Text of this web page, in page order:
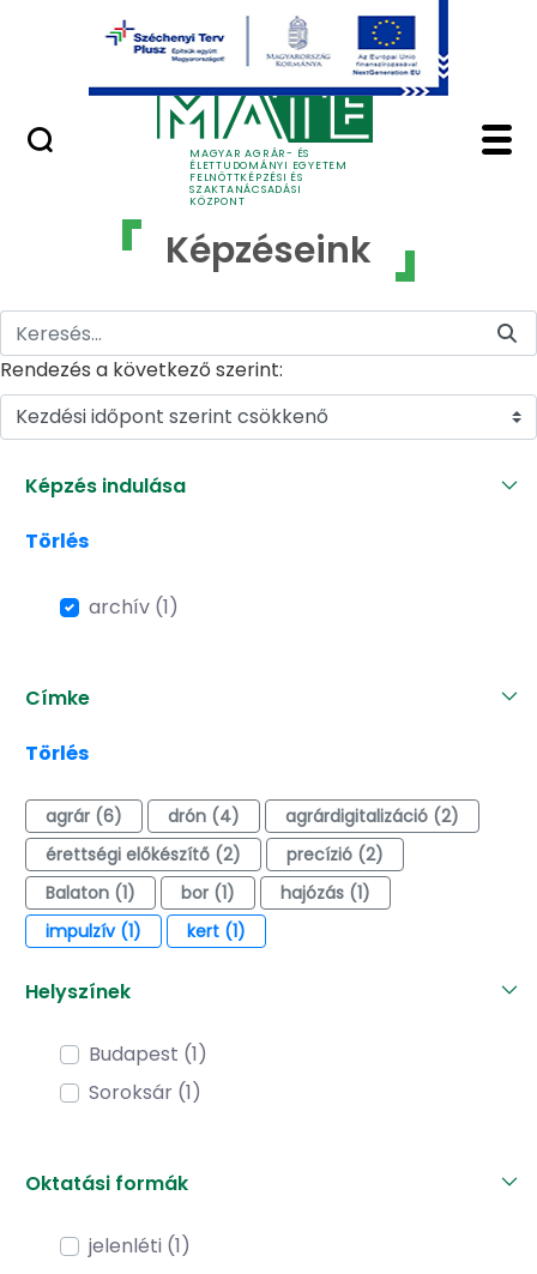
Ugrás a fő tartalomhoz
MAGYAR AGRÁR- ÉS
ÉLETTUDOMÁNYI EGYETEM
FELNŐTTKÉPZÉSI ÉS
SZAKTANÁCSADÁSI
KÖZPONT
Képzéseink - MATE
Képzéseink
Rendezés a következő szerint:
Kezdési időpont szerint csökkenő
Képzés indulása
Törlés
archív (1)
Címke
Törlés
agrár (6) drón (4)
agrárdigitalizáció (2)
érettségi előkészítő (2)
precízió (2)
Balaton (1)
bor (1)
hajózás (1)
impulzív (1)
kert (1)
Helyszínek
Budapest (1)
Soroksár (1)
Oktatási formák
jelenléti (1)